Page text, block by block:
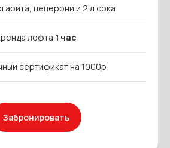
пеперони и 2 л сока
лофта 1 час
сертификат на 1000р
Забронировать